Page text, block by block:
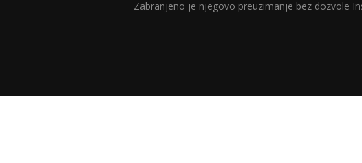
Zabranjeno je njegovo preuzimanje bez dozvole